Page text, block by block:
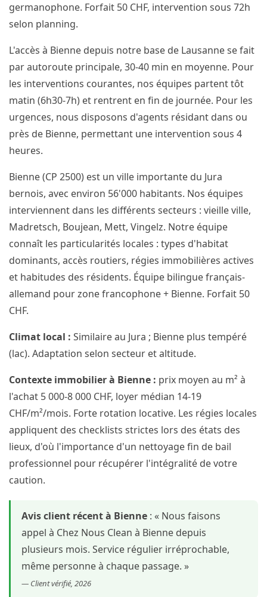
germanophone. Forfait 50 CHF, intervention sous 72h
selon planning.
L'accès à Bienne depuis notre base de Lausanne se fait
par autoroute principale, 30-40 min en moyenne. Pour
les interventions courantes, nos équipes partent tôt
matin (6h30-7h) et rentrent en fin de journée. Pour les
urgences, nous disposons d'agents résidant dans ou
près de Bienne, permettant une intervention sous 4
heures.
Bienne (CP 2500) est un ville importante du Jura
bernois, avec environ 56'000 habitants. Nos équipes
interviennent dans les différents secteurs : vieille ville,
Madretsch, Boujean, Mett, Vingelz. Notre équipe
connaît les particularités locales : types d'habitat
dominants, accès routiers, régies immobilières actives
et habitudes des résidents. Équipe bilingue français-
allemand pour zone francophone + Bienne. Forfait 50
CHF.
Climat local : Similaire au Jura ; Bienne plus tempéré
(lac). Adaptation selon secteur et altitude.
Contexte immobilier à Bienne : prix moyen au m² à
l'achat 5 000-8 000 CHF, loyer médian 14-19
CHF/m²/mois. Forte rotation locative. Les régies locales
appliquent des checklists strictes lors des états des
lieux, d'où l'importance d'un nettoyage fin de bail
professionnel pour récupérer l'intégralité de votre
caution.
Avis client récent à Bienne : « Nous faisons
appel à Chez Nous Clean à Bienne depuis
plusieurs mois. Service régulier irréprochable,
même personne à chaque passage. »
— Client vérifié, 2026